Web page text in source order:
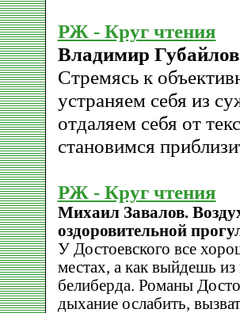
РЖ - Круг чтения
Владимир
Стремясь к
устраняем себя из
отдаляем себя от
становимся
РЖ - Круг чтения
Михаил Завалов.
оздоровительной
У Достоевского все
местах, а как выйдешь из
белиберда. Романы
дыхание ослабить,